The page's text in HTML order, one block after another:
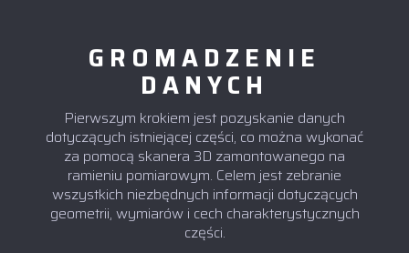
GROMADZENIE
DANYCH
Pierwszym krokiem jest pozyskanie danych
dotyczących istniejącej części, co można wykonać
za pomocą skanera 3D zamontowanego na
ramieniu pomiarowym. Celem jest zebranie
wszystkich niezbędnych informacji dotyczących
geometrii, wymiarów i cech charakterystycznych
części.